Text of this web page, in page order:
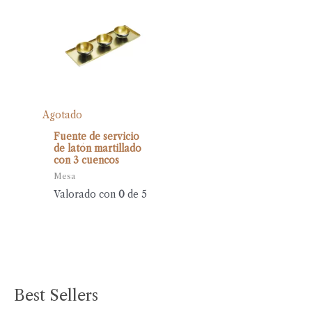
Agotado
Fuente de servicio
de latón martillado
con 3 cuencos
Mesa
Valorado con0 de 5
Best Sellers